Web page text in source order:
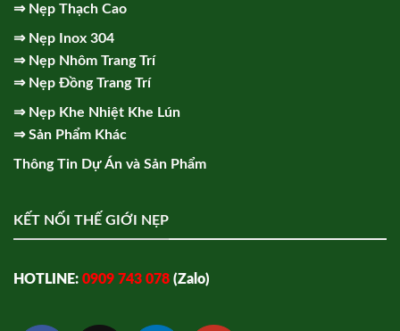
⇒ Nẹp Thạch Cao
⇒ Nẹp Inox 304
⇒ Nẹp Nhôm Trang Trí
⇒ Nẹp Đồng Trang Trí
⇒ Nẹp Khe Nhiệt Khe Lún
⇒Sản Phẩm Khác
Thông Tin Dự Án và Sản Phẩm
KẾT NỐI THẾ GIỚI NẸP
HOTLINE: 0909 743 078 (Zalo)